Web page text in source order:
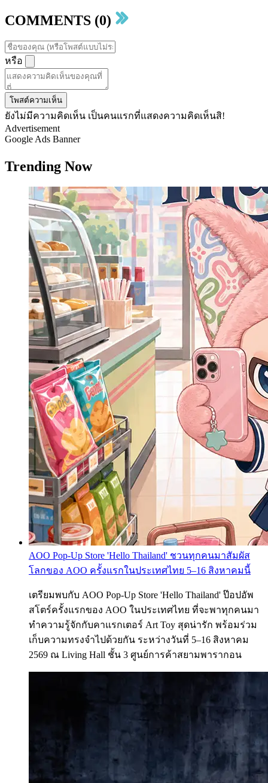
COMMENTS (0)
หรือ
โพสต์ความเห็น
ยังไม่มีความคิดเห็น เป็นคนแรกที่แสดงความคิดเห็นสิ!
Advertisement
Google Ads Banner
Trending Now
AOO Pop-Up Store 'Hello Thailand' ชวนทุกคนมาสัมผัส
โลกของ AOO ครั้งแรกในประเทศไทย 5–16 สิงหาคมนี้
เตรียมพบกับ AOO Pop-Up Store 'Hello Thailand' ป๊อปอัพ
สโตร์ครั้งแรกของ AOO ในประเทศไทย ที่จะพาทุกคนมา
ทำความรู้จักกับคาแรกเตอร์ Art Toy สุดน่ารัก พร้อมร่วม
เก็บความทรงจำไปด้วยกัน ระหว่างวันที่ 5–16 สิงหาคม
2569 ณ Living Hall ชั้น 3 ศูนย์การค้าสยามพารากอน